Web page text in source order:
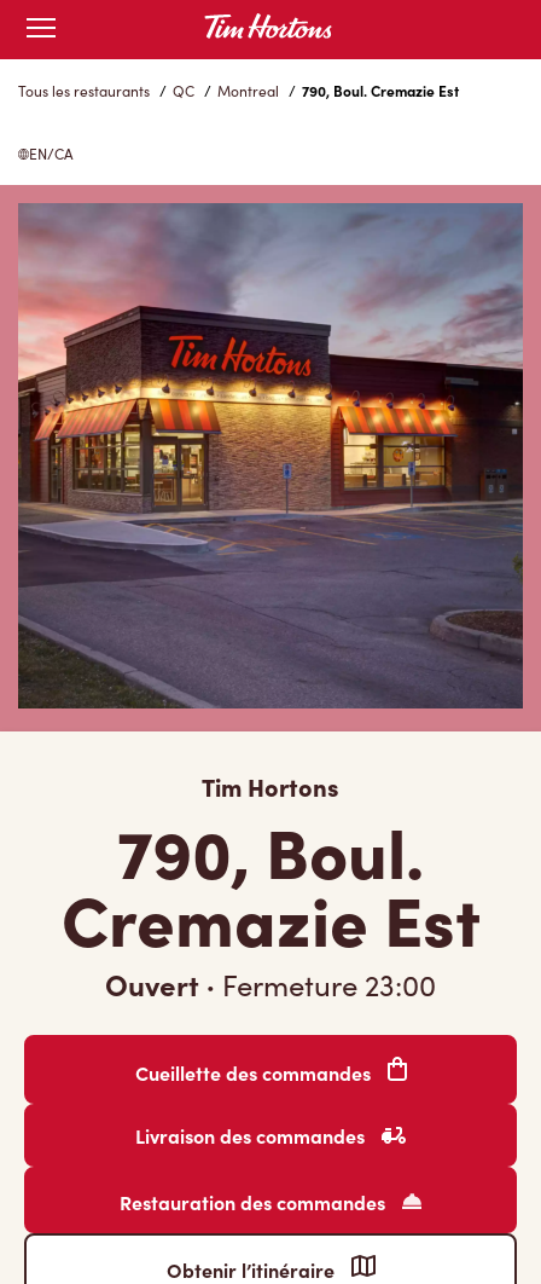
Skip
Content
Open
mobile
menu
Tous les restaurants / QC / Montreal / 790, Boul. Cremazie Est
EN/CA
Tim Hortons
790, Boul.
Cremazie Est
Ouvert · Fermeture 23:00
Cueillette des commandes
Livraison des commandes
Restauration des commandes
Obtenir l’itinéraire